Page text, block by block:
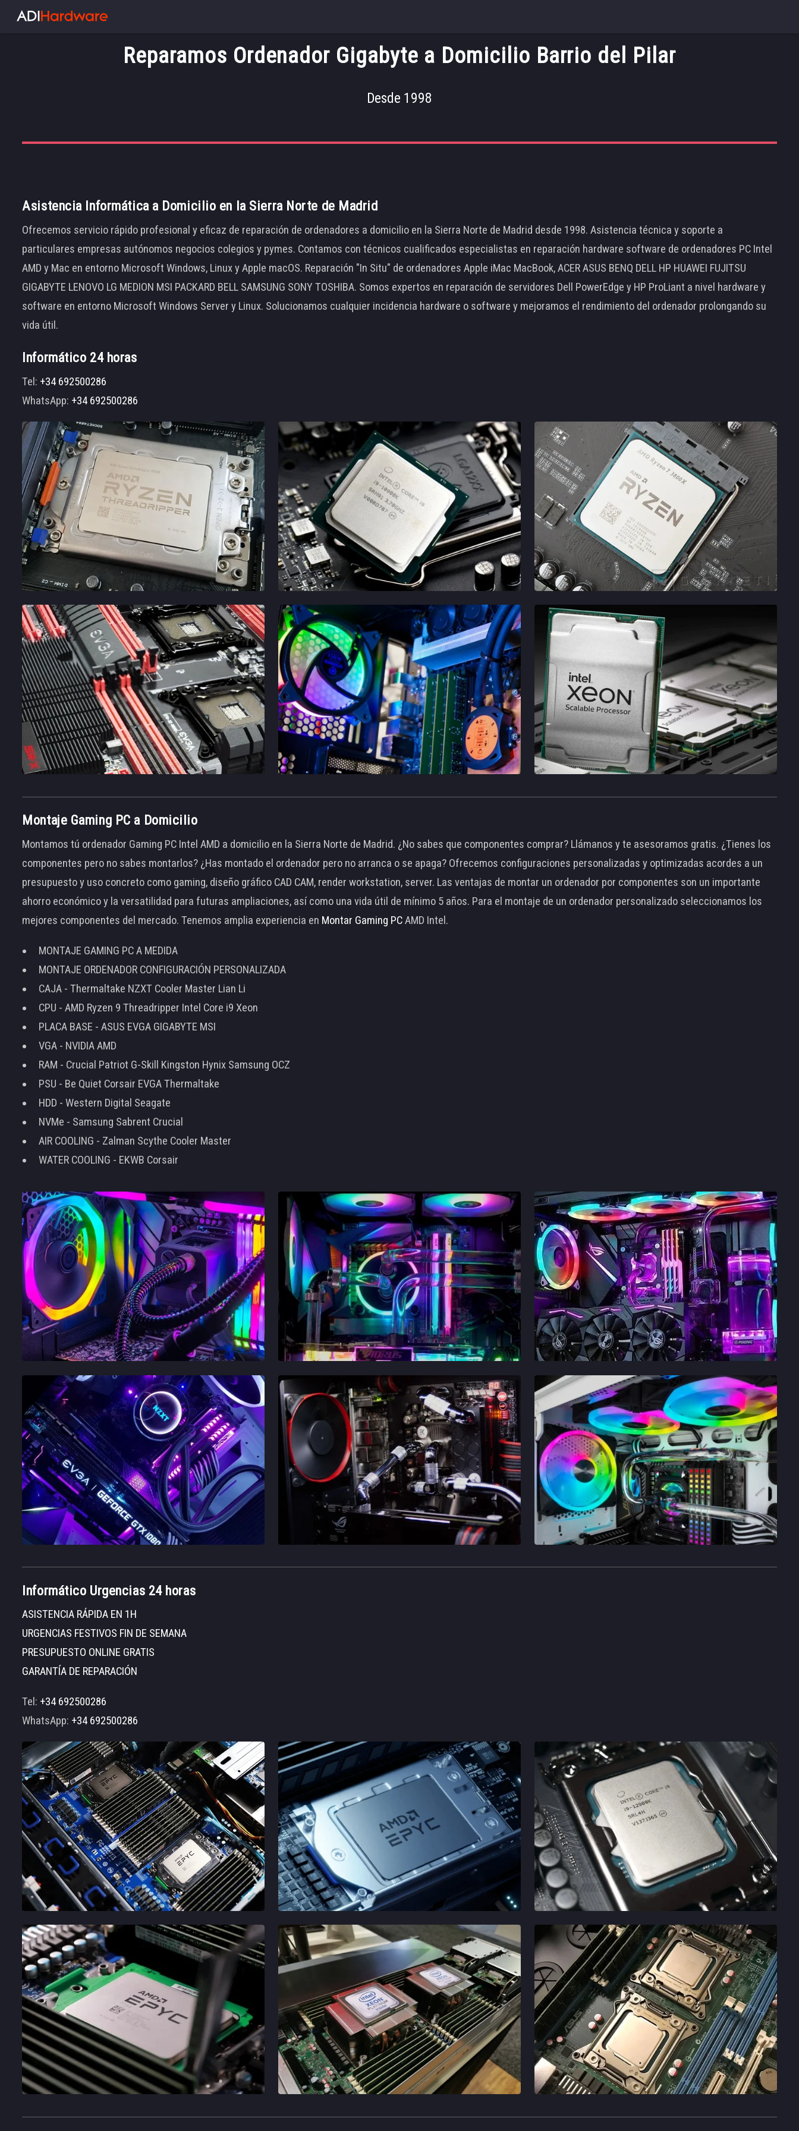
Reparamos Ordenador Gigabyte a Domicilio Barrio del Pilar
Desde 1998
Asistencia Informática a Domicilio en la Sierra Norte de Madrid
Ofrecemos servicio rápido profesional y eficaz de reparación de ordenadores a domicilio en la Sierra Norte de Madrid desde 1998. Asistencia técnica y soporte a
particulares empresas autónomos negocios colegios y pymes. Contamos con técnicos cualificados especialistas en reparación hardware software de ordenadores PC Intel
AMD y Mac en entorno Microsoft Windows, Linux y Apple macOS. Reparación "In Situ" de ordenadores Apple iMac MacBook, ACER ASUS BENQ DELL HP HUAWEI FUJITSU
GIGABYTE LENOVO LG MEDION MSI PACKARD BELL SAMSUNG SONY TOSHIBA. Somos expertos en reparación de servidores Dell PowerEdge y HP ProLiant a nivel hardware y
software en entorno Microsoft Windows Server y Linux. Solucionamos cualquier incidencia hardware o software y mejoramos el rendimiento del ordenador prolongando su
vida útil.
Informático 24 horas
Tel: +34 692500286
WhatsApp: +34 692500286
Montaje Gaming PC a Domicilio
Montamos tú ordenador Gaming PC Intel AMD a domicilio en la Sierra Norte de Madrid. ¿No sabes que componentes comprar? Llámanos y te asesoramos gratis. ¿Tienes los
componentes pero no sabes montarlos? ¿Has montado el ordenador pero no arranca o se apaga? Ofrecemos configuraciones personalizadas y optimizadas acordes a un
presupuesto y uso concreto como gaming, diseño gráfico CAD CAM, render workstation, server. Las ventajas de montar un ordenador por componentes son un importante
ahorro económico y la versatilidad para futuras ampliaciones, así como una vida útil de mínimo 5 años. Para el montaje de un ordenador personalizado seleccionamos los
mejores componentes del mercado. Tenemos amplia experiencia en Montar Gaming PCAMD Intel.
MONTAJE GAMING PC A MEDIDA
MONTAJE ORDENADOR CONFIGURACIÓN PERSONALIZADA
CAJA - Thermaltake NZXT Cooler Master Lian Li
CPU - AMD Ryzen 9 Threadripper Intel Core i9 Xeon
PLACA BASE - ASUS EVGA GIGABYTE MSI
VGA - NVIDIA AMD
RAM - Crucial Patriot G-Skill Kingston Hynix Samsung OCZ
PSU - Be Quiet Corsair EVGA Thermaltake
HDD - Western Digital Seagate
NVMe - Samsung Sabrent Crucial
AIR COOLING - Zalman Scythe Cooler Master
WATER COOLING - EKWB Corsair
Informático Urgencias 24 horas
ASISTENCIA RÁPIDA EN 1H
URGENCIAS FESTIVOS FIN DE SEMANA
PRESUPUESTO ONLINE GRATIS
GARANTÍA DE REPARACIÓN
Tel: +34 692500286
WhatsApp: +34 692500286